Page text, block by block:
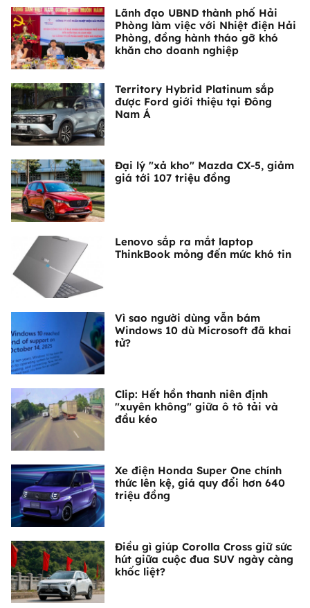
Lãnh đạo UBND thành phố Hải
Phòng làm việc với Nhiệt điện Hải
Phòng, đồng hành tháo gỡ khó
khăn cho doanh nghiệp
Territory Hybrid Platinum sắp
được Ford giới thiệu tại Đông
Nam Á
Đại lý "xả kho" Mazda CX-5, giảm
giá tới 107 triệu đồng
Lenovo sắp ra mắt laptop
ThinkBook mỏng đến mức khó tin
Vì sao người dùng vẫn bám
Windows 10 dù Microsoft đã khai
tử?
Clip: Hết hồn thanh niên định
"xuyên không" giữa ô tô tải và
đầu kéo
Xe điện Honda Super One chính
thức lên kệ, giá quy đổi hơn 640
triệu đồng
Điều gì giúp Corolla Cross giữ sức
hút giữa cuộc đua SUV ngày càng
khốc liệt?